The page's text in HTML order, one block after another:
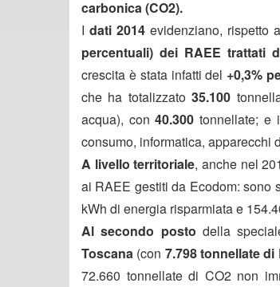
carbonica (CO2).
I dati 2014 evidenziano, rispetto
percentuali) dei RAEE trattati
crescita è stata infatti del +0,3%
che ha totalizzato35.100
acqua), con40.300tonnellate; e
consumo, informatica, apparecchi
A livello territoriale, anche nel
ai RAEE gestiti da Ecodom: sono
kWh di energia risparmiata e
Al secondo posto della
Toscana (con 7.798 tonnellate
72.660 tonnellate di CO2 non